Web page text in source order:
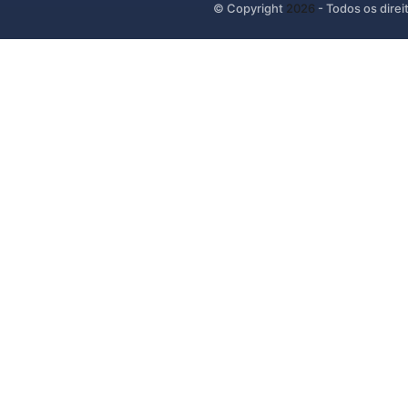
© Copyright 2026 - Todos os